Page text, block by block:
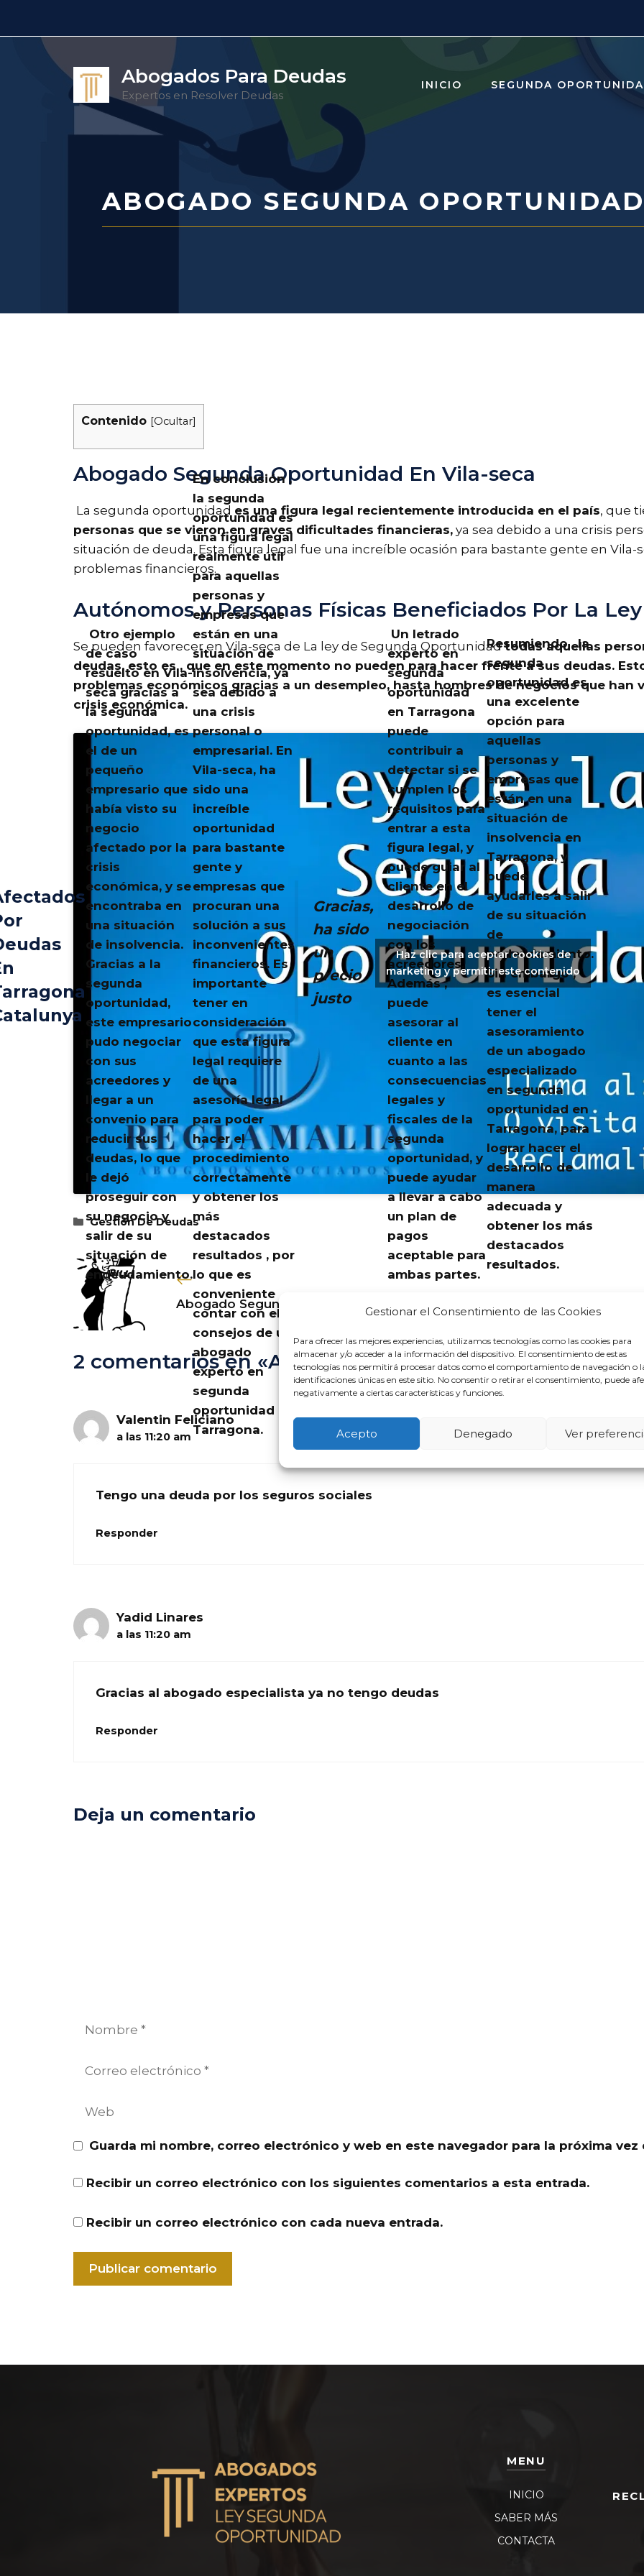
Gestionar el Consentimiento de las Cookies
Para ofrecer las mejores experiencias, utilizamos tecnologías como las cookies para
almacenar y/o acceder a la información del dispositivo. El consentimiento de estas
tecnologías nos permitirá procesar datos como el comportamiento de navegación o
identificaciones únicas en este sitio. No consentir o retirar el consentimiento, puede
negativamente a ciertas características y funciones.
Acepto Denegado Ver
contenido
Abogados Para Deudas
Expertos en Resolver Deudas
INICIO SEGUNDA
ABOGADO SEGUNDA
Contenido [Ocultar]
Abogado Segunda Oportunidad En Vila-seca
La segunda oportunidad es una figura legal recientemente introducida en el país, que
personas que se vieron en graves dificultades financieras, ya sea debido a una crisis
situación de deuda. Esta figura legal fue una increíble ocasión para bastante gente en Vila-
problemas financieros.
Autónomos y Personas Físicas Beneficiados Por La
Se pueden favorecer en Vila-seca de La ley de Segunda Oportunidadtodas aquellas
deudas, esto es , que en este momento no pueden para hacer frente a sus deudas.
problemas económicos gracias a un desempleo, hasta hombres de negocios que
crisis económica.
Otro ejemplo
de caso
resuelto en Vila-
seca gracias a
la segunda
oportunidad, es
el de un
pequeño
empresario que
había visto su
negocio
afectado por la
crisis
económica, y se
encontraba en
una situación
de insolvencia.
Gracias a la
segunda
oportunidad,
este empresario
pudo negociar
con sus
acreedores y
llegar a un
convenio para
reducir sus
deudas, lo que
le dejó
proseguir con
su negocio y
salir de su
situación de
endeudamiento.
En conclusión ,
la segunda
oportunidad es
una figura legal
realmente útil
para aquellas
personas y
empresas que
están en una
situación de
insolvencia, ya
sea debido a
una crisis
personal o
empresarial. En
Vila-seca, ha
sido una
increíble
oportunidad
para bastante
gente y
empresas que
procuran una
solución a sus
inconvenientes
financieros. Es
importante
tener en
consideración
que esta figura
legal requiere
de una
asesoría legal
para poder
hacer el
procedimiento
correctamente
y obtener los
más
destacados
resultados , por
lo que es
conveniente
contar con el
consejos de un
abogado
experto en
segunda
oportunidad en
Tarragona.
Gracias,
ha sido
un
precio
justo
Un letrado
experto en
segunda
oportunidad
en Tarragona
puede
contribuir a
detectar si se
cumplen los
requisitos para
entrar a esta
figura legal, y
puede guiar al
cliente en el
desarrollo de
negociación
con los
acreedores.
Además ,
puede
asesorar al
cliente en
cuanto a las
consecuencias
legales y
fiscales de la
segunda
oportunidad, y
puede ayudar
a llevar a cabo
un plan de
pagos
aceptable para
ambas partes.
Resumiendo , la
segunda
oportunidad es
una excelente
opción para
aquellas
personas y
empresas que
están en una
situación de
insolvencia en
Tarragona, y
puede
ayudarles a salir
de su situación
de
endeudamiento.
Sin embargo ,
es esencial
tener el
asesoramiento
de un abogado
especializado
en segunda
oportunidad en
Tarragona, para
lograr hacer el
desarrollo de
manera
adecuada y
obtener los más
destacados
resultados.
Haz clic para aceptar cookies de
marketing y permitir este contenido
Categorías
Gestión De Deudas
Abogado Segunda Oportunidad En Baena Abogado
2 comentarios en «Abogado Segunda Oportunidad En
Valentin Feliciano
a las 11:20 am
Tengo una deuda por los seguros sociales
Responder
Yadid Linares
a las 11:20 am
Gracias al abogado especialista ya no tengo deudas
Responder
Deja un comentario
Nombre
Guarda mi nombre, correo electrónico y web en este navegador para la próxima vez
Recibir un correo electrónico con los siguientes comentarios a esta entrada.
Recibir un correo electrónico con cada nueva entrada.
MENU
INICIO
SABER MÁS
CONTACTA